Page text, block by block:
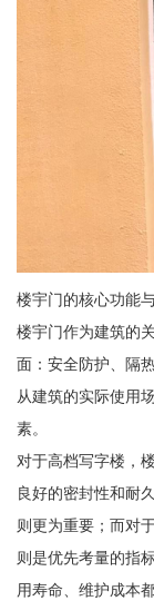
楼宇门的核心功能
楼宇门作为建筑的
面：安全防护、隔
从建筑的实际使用
素。
对于高档写字楼，
良好的密封性和耐
则更为重要；而对
则是优先考量的指
用寿命、维护成本